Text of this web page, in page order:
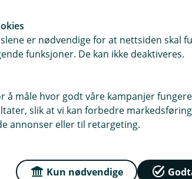
må huske refleks og
på noen i mørket, mens under 6
prosent av menn, mot 30
farlige situasjoner med
er det en billig investering å
Det er enkelt å ta i bruk og
er nødvendige for at nettsiden skal
funksjoner. De kan ikke deaktiveres.
å måle hvor godt våre kampanjer
slik at vi kan forbedre
annonser eller til retargeting.
Kun nødvendige